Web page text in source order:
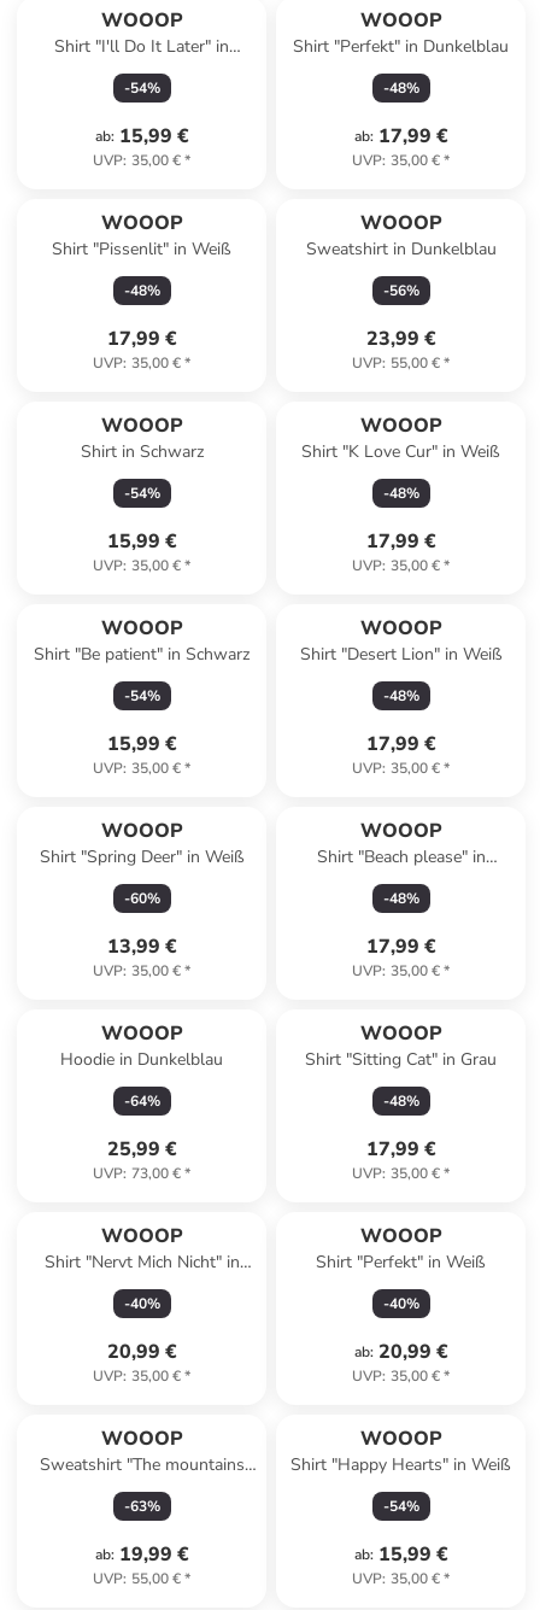
WOOOP
Shirt "I'll Do It Later" in
Schwarz
-54%
ab: 15,99 €
UVP: 35,00 €*
WOOOP
Shirt "Perfekt" in Dunkelblau
-48%
ab: 17,99 €
UVP: 35,00 €*
WOOOP
Shirt "Pissenlit" in Weiß
-48%
17,99 €
UVP: 35,00 €*
WOOOP
Sweatshirt in Dunkelblau
-56%
23,99 €
UVP: 55,00 €*
WOOOP
Shirt in Schwarz
-54%
15,99 €
UVP: 35,00 €*
WOOOP
Shirt "K Love Cur" in Weiß
-48%
17,99 €
UVP: 35,00 €*
WOOOP
Shirt "Be patient" in Schwarz
-54%
15,99 €
UVP: 35,00 €*
WOOOP
Shirt "Desert Lion" in Weiß
-48%
17,99 €
UVP: 35,00 €*
WOOOP
Shirt "Spring Deer" in Weiß
-60%
13,99 €
UVP: 35,00 €*
WOOOP
Shirt "Beach please" in
Dunkelblau
-48%
17,99 €
UVP: 35,00 €*
WOOOP
Hoodie in Dunkelblau
-64%
25,99 €
UVP: 73,00 €*
WOOOP
Shirt "Sitting Cat" in Grau
-48%
17,99 €
UVP: 35,00 €*
WOOOP
Shirt "Nervt Mich Nicht" in
Weiß
-40%
20,99 €
UVP: 35,00 €*
WOOOP
Shirt "Perfekt" in Weiß
-40%
ab: 20,99 €
UVP: 35,00 €*
WOOOP
Sweatshirt "The mountains
are calling" in Dunkelblau
-63%
ab: 19,99 €
UVP: 55,00 €*
WOOOP
Shirt "Happy Hearts" in Weiß
-54%
ab: 15,99 €
UVP: 35,00 €*